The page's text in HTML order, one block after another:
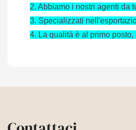
2. Abbiamo i nostri agenti da
3. Specializzati
4. La qualità è al primo